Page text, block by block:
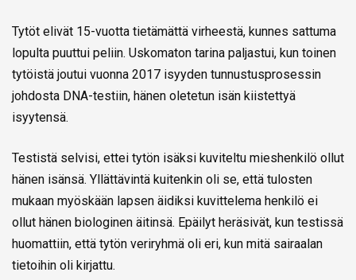
Tytöt elivät 15-vuotta tietämättä virheestä, kunnes sattuma
lopulta puuttui peliin. Uskomaton tarina paljastui, kun toinen
tytöistä joutui vuonna 2017 isyyden tunnustusprosessin
johdosta DNA-testiin, hänen oletetun isän kiistettyä
isyytensä.
Testistä selvisi, ettei tytön isäksi kuviteltu mieshenkilö ollut
hänen isänsä. Yllättävintä kuitenkin oli se, että tulosten
mukaan myöskään lapsen äidiksi kuvittelema henkilö ei
ollut hänen biologinen äitinsä. Epäilyt heräsivät, kun testissä
huomattiin, että tytön veriryhmä oli eri, kun mitä sairaalan
tietoihin oli kirjattu.